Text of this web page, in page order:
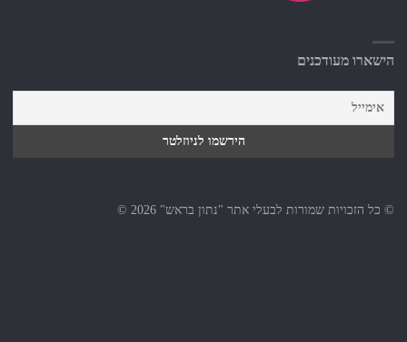
הישארו מעודכנים
© כל הזכויות שמורות לבעלי אתר "נתון בראש" 2026 ©